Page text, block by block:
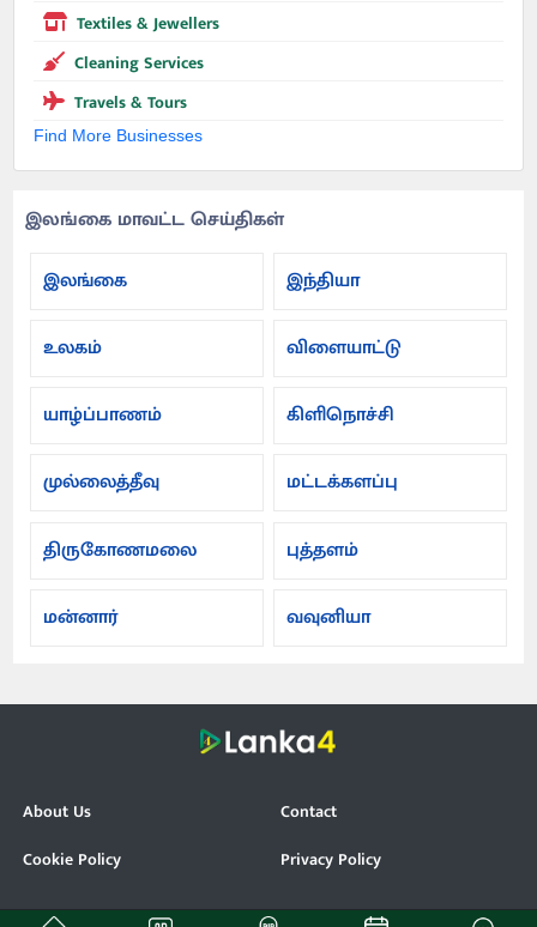
Textiles & Jewellers
Cleaning Services
Travels & Tours
Find More Businesses
இலங்கை மாவட்ட செய்திகள்
இலங்கை
இந்தியா
உலகம் விளையாட்டு
யாழ்ப்பாணம் கிளிநொச்சி
முல்லைத்தீவு மட்டக்களப்பு
திருகோணமலை புத்தளம்
மன்னார் வவுனியா
About Us
Contact
Cookie Policy
Privacy Policy